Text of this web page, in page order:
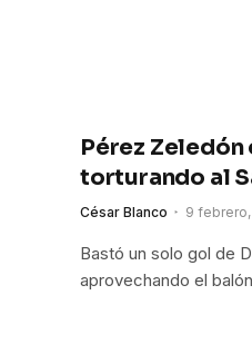
Pérez Zeledón
torturando al
César Blanco 9 febrero,
Bastó un solo gol de
aprovechando el